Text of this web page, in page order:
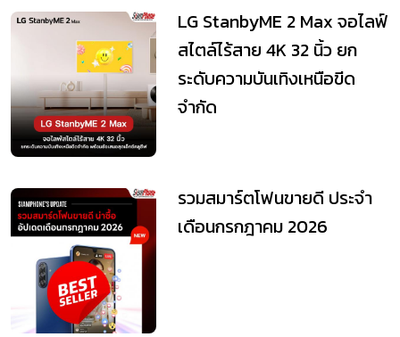
LG StanbyME 2 Max จอไลฟ์
สไตล์ไร้สาย 4K 32 นิ้ว ยก
ระดับความบันเทิงเหนือขีด
จำกัด
รวมสมาร์ตโฟนขายดี ประจำ
เดือนกรกฎาคม 2026